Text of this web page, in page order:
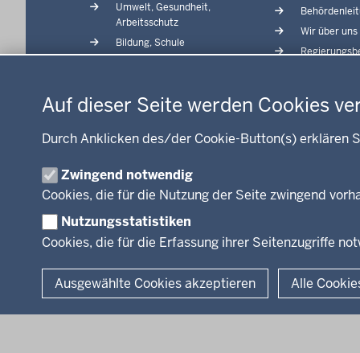
Auf dieser Seite werden Cookies
Durch Anklicken des/der Cookie-Button(s) erklären
Zwingend notwendig
Cookies, die für die Nutzung der Seite zwingend
Nutzungsstatistiken
Cookies, die für die Erfassung ihrer Seitenzugriffe
Ausgewählte Cookies akzeptieren Alle
Umwelt, Gesundheit,
Arbeitsschutz
Bildung, Schule
Kommunalaufsicht, Planung,
Energie, Bergbau
Kultur, Sport
Recht, Ordnung
Förderportal, Wirtschaft
Wir über uns